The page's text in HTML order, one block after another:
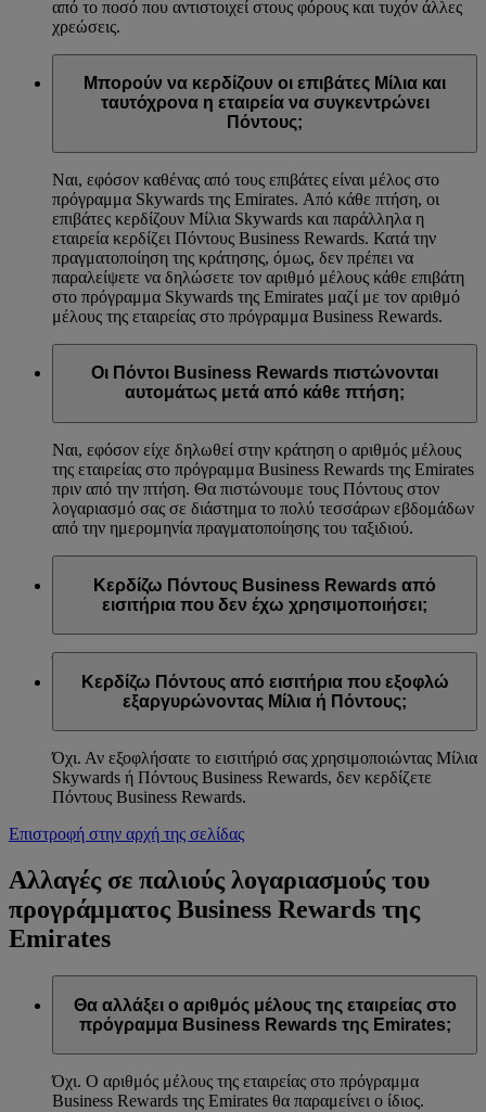
από το ποσό που αντιστοιχεί στους φόρους και τυχόν άλλες
χρεώσεις.
Μπορούν να κερδίζουν οι επιβάτες Μίλια και
ταυτόχρονα η εταιρεία να συγκεντρώνει
Πόντους;
Ναι, εφόσον καθένας από τους επιβάτες είναι μέλος στο
πρόγραμμα Skywards της Emirates. Από κάθε πτήση, οι
επιβάτες κερδίζουν Μίλια Skywards και παράλληλα η
εταιρεία κερδίζει Πόντους Business Rewards. Κατά την
πραγματοποίηση της κράτησης, όμως, δεν πρέπει να
παραλείψετε να δηλώσετε τον αριθμό μέλους κάθε επιβάτη
στο πρόγραμμα Skywards της Emirates μαζί με τον αριθμό
μέλους της εταιρείας στο πρόγραμμα Business Rewards.
Οι Πόντοι Business Rewards πιστώνονται
αυτομάτως μετά από κάθε πτήση;
Ναι, εφόσον είχε δηλωθεί στην κράτηση ο αριθμός μέλους
της εταιρείας στο πρόγραμμα Business Rewards της Emirates
πριν από την πτήση. Θα πιστώνουμε τους Πόντους στον
λογαριασμό σας σε διάστημα το πολύ τεσσάρων εβδομάδων
από την ημερομηνία πραγματοποίησης του ταξιδιού.
Κερδίζω Πόντους Business Rewards από
εισιτήρια που δεν έχω χρησιμοποιήσει;
πτήση στην οποία αντιστοιχεί κάθε εισιτήριο.
Κερδίζω Πόντους από εισιτήρια που εξοφλώ
εξαργυρώνοντας Μίλια ή Πόντους;
Όχι. Αν εξοφλήσατε το εισιτήριό σας χρησιμοποιώντας Μίλια
Skywards ή Πόντους Business Rewards, δεν κερδίζετε
Πόντους Business Rewards.
Επιστροφή στην αρχή της σελίδας
Αλλαγές σε παλιούς λογαριασμούς του
προγράμματος Business Rewards της
Emirates
Θα αλλάξει ο αριθμός μέλους της εταιρείας στο
πρόγραμμα Business Rewards της Emirates;
Όχι. Ο αριθμός μέλους της εταιρείας στο πρόγραμμα
Business Rewards της Emirates θα παραμείνει ο ίδιος.